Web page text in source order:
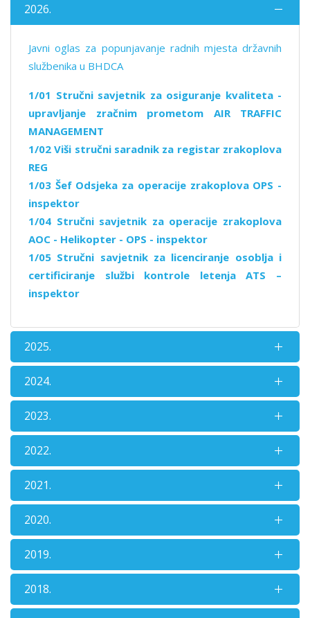
2026.
Javni oglas za popunjavanje radnih mjesta državnih
službenika u BHDCA
1/01 Stručni savjetnik za osiguranje kvaliteta -
upravljanje zračnim prometom AIR TRAFFIC
MANAGEMENT
1/02 Viši stručni saradnik za registar zrakoplova
REG
1/03 Šef Odsjeka za operacije zrakoplova OPS -
inspektor
1/04 Stručni savjetnik za operacije zrakoplova
AOC - Helikopter - OPS - inspektor
1/05 Stručni savjetnik za licenciranje osoblja i
certificiranje službi kontrole letenja ATS –
inspektor
2025.
2024.
2023.
2022.
2021.
2020.
2019.
2018.